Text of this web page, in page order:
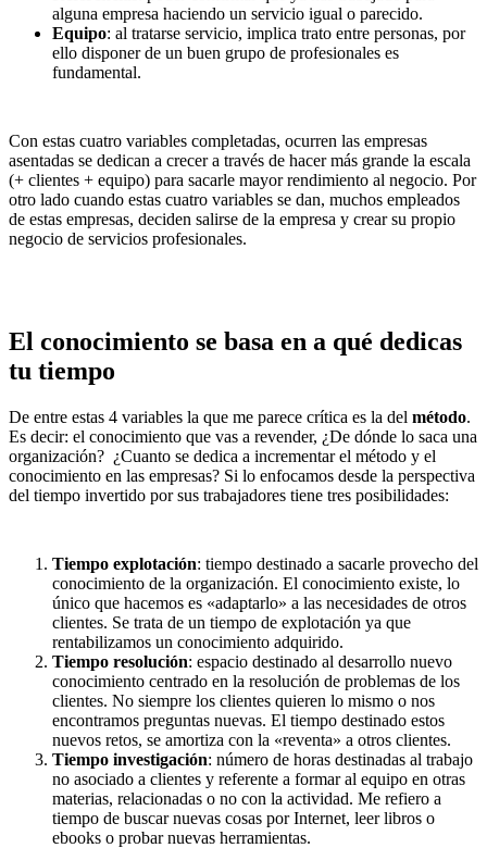
alguna empresa haciendo un servicio igual o parecido.
Equipo: al tratarse servicio, implica trato entre personas, por
ello disponer de un buen grupo de profesionales es
fundamental.
Con estas cuatro variables completadas, ocurren las empresas
asentadas se dedican a crecer a través de hacer más grande la escala
(+ clientes + equipo) para sacarle mayor rendimiento al negocio. Por
otro lado cuando estas cuatro variables se dan, muchos empleados
de estas empresas, deciden salirse de la empresa y crear su propio
negocio de servicios profesionales.
El conocimiento se basa en a qué dedicas
tu tiempo
De entre estas 4 variables la que me parece crítica es la del método.
Es decir: el conocimiento que vas a revender, ¿De dónde lo saca una
organización? ¿Cuanto se dedica a incrementar el método y el
conocimiento en las empresas? Si lo enfocamos desde la perspectiva
del tiempo invertido por sus trabajadores tiene tres posibilidades:
Tiempo explotación: tiempo destinado a sacarle provecho del
conocimiento de la organización. El conocimiento existe, lo
único que hacemos es «adaptarlo» a las necesidades de otros
clientes. Se trata de un tiempo de explotación ya que
rentabilizamos un conocimiento adquirido.
Tiempo resolución: espacio destinado al desarrollo nuevo
conocimiento centrado en la resolución de problemas de los
clientes. No siempre los clientes quieren lo mismo o nos
encontramos preguntas nuevas. El tiempo destinado estos
nuevos retos, se amortiza con la «reventa» a otros clientes.
Tiempo investigación: número de horas destinadas al trabajo
no asociado a clientes y referente a formar al equipo en otras
materias, relacionadas o no con la actividad. Me refiero a
tiempo de buscar nuevas cosas por Internet, leer libros o
ebooks o probar nuevas herramientas.